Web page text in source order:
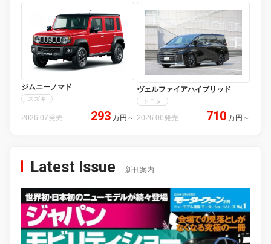
ジムニーノマド
スズキ
2026.07発売 293 万円 ～
ヴェルファイアハイブリッド
トヨタ
2026.06発売 710 万円 ～
Latest Issue 新刊案内